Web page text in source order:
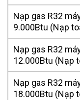
Nạp gas R32
9.000Btu (Nạp
Nạp gas R32
12.000Btu (Nạp
Nạp gas R32
18.000Btu (Nạp